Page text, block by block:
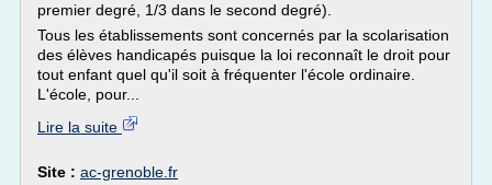
premier degré, 1/3 dans le second degré).
Tous les établissements sont concernés par la scolarisation
des élèves handicapés puisque la loi reconnaît le droit pour
tout enfant quel qu'il soit à fréquenter l'école ordinaire.
L'école, pour...
Lire la suite
Site : ac-grenoble.fr